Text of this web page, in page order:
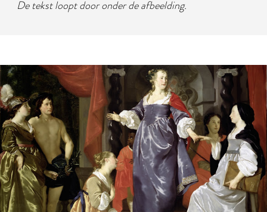
De tekst loopt door onder de afbeelding.